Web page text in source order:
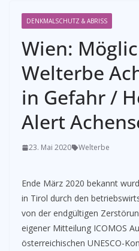
DENKMALSCHUTZ & ABRISS
Wien:
Welterbe
in Gefahr /
Alert
23. Mai 2020 Welterbe
Ende März 2020 bekannt
in Tirol durch den
von der endgültigen
eigener Mitteilung ICOMOS
österreichischen UNESCO-